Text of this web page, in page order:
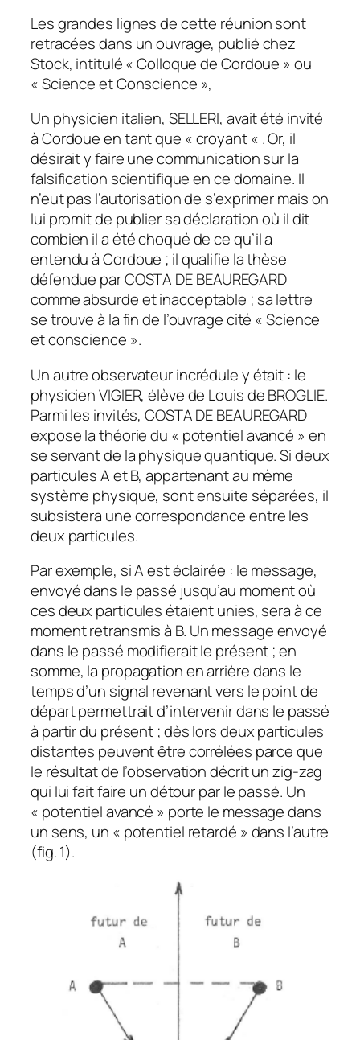
Les grandes lignes de cette réunion sont
retracées dans un ouvrage, publié chez
Stock, intitulé « Colloque de Cordoue » ou
« Science et Conscience »,
Un physicien italien, SELLERI, avait été invité
à Cordoue en tant que « croyant « . Or, il
désirait y faire une communication sur la
falsification scientifique en ce domaine. Il
n’eut pas l’autorisation de s’exprimer mais on
lui promit de publier sa déclaration où il dit
combien il a été choqué de ce qu’il a
entendu à Cordoue ; il qualifie la thèse
défendue par COSTA DE BEAUREGARD
comme absurde et inacceptable ; sa lettre
se trouve à la fin de l’ouvrage cité « Science
et conscience ».
Un autre observateur incrédule y était : le
physicien VIGIER, élève de Louis de BROGLIE.
Parmi les invités, COSTA DE BEAUREGARD
expose la théorie du « potentiel avancé » en
se servant de la physique quantique. Si deux
particules A et B, appartenant au mème
système physique, sont ensuite séparées, il
subsistera une correspondance entre les
deux particules.
Par exemple, si A est éclairée : le message,
envoyé dans le passé jusqu’au moment où
ces deux particules étaient unies, sera à ce
moment retransmis à B. Un message envoyé
dans le passé modifierait le présent ; en
somme, la propagation en arrière dans le
temps d’un signal revenant vers le point de
départ permettrait d’intervenir dans le passé
à partir du présent ; dès lors deux particules
distantes peuvent être corrélées parce que
le résultat de l’observation décrit un zig-zag
qui lui fait faire un détour par le passé. Un
« potentiel avancé » porte le message dans
un sens, un « potentiel retardé » dans l’autre
(fig. 1).